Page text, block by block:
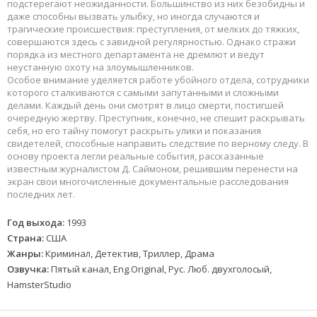
подстерегают неожиданности. Большинство из них безобидны и
даже способны вызвать улыбку, но иногда случаются и
трагические происшествия: преступления, от мелких до тяжких,
совершаются здесь с завидной регулярностью. Однако стражи
порядка из местного департамента не дремлют и ведут
неустанную охоту на злоумышленников.
Особое внимание уделяется работе убойного отдела, сотрудники
которого сталкиваются с самыми запутанными и сложными
делами. Каждый день они смотрят в лицо смерти, постигшей
очередную жертву. Преступник, конечно, не спешит раскрывать
себя, но его тайну помогут раскрыть улики и показания
свидетелей, способные направить следствие по верному следу. В
основу проекта легли реальные события, рассказанные
известным журналистом Д. Саймоном, решившим перенести на
экран свои многочисленные документальные расследования
последних лет.
Год выхода: 1993
Страна: США
Жанры:Криминал, Детектив, Триллер, Драма
Озвучка:Пятый канал, Eng.Original, Рус. Люб. двухголосый,
HamsterStudio